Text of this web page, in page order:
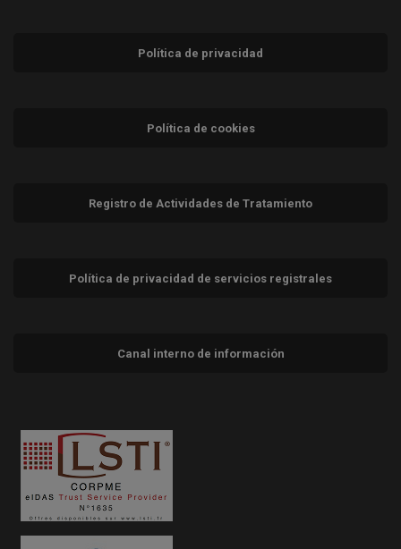
Política de privacidad
Política de cookies
Registro de Actividades de Tratamiento
Política de privacidad de servicios registrales
Canal interno de información